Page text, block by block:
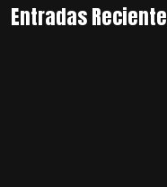
Entradas